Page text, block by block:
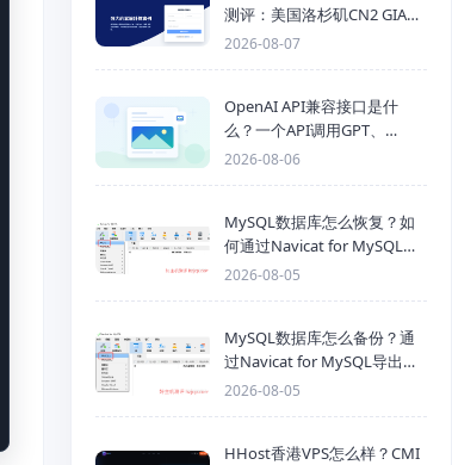
测评：美国洛杉矶CN2 GIA三
网优化线路性能测试
2026-08-07
OpenAI API兼容接口是什
么？一个API调用GPT、
Claude、Gemini、DeepSeek
2026-08-06
MySQL数据库怎么恢复？如
何通过Navicat for MySQL导
入SQL备份文件
2026-08-05
MySQL数据库怎么备份？通
过Navicat for MySQL导出
Mysql数据库为SQL格式备份
2026-08-05
HHost香港VPS怎么样？CMI